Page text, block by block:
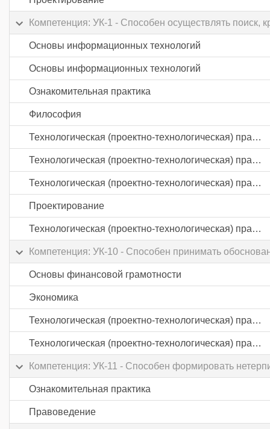
Компетенция: УК-1 - Способен осуществлять поиск,
Основы информационных технологий
Основы информационных технологий
Ознакомительная практика
Философия
Технологическая (проектно-технологическая) практика
Технологическая (проектно-технологическая) практика
Технологическая (проектно-технологическая) практика
Проектирование
Технологическая (проектно-технологическая) практика
Компетенция: УК-10 - Способен принимать
Основы финансовой грамотности
Экономика
Технологическая (проектно-технологическая) практика
Технологическая (проектно-технологическая) практика
Компетенция: УК-11 - Способен формировать
Ознакомительная практика
Правоведение